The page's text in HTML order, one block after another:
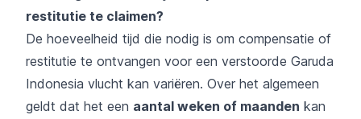
restitutie te claimen?
De hoeveelheid tijd die nodig is om compensatie of
restitutie te ontvangen voor een verstoorde Garuda
Indonesia vlucht kan variëren. Over het algemeen
geldt dat het een aantal weken of maanden kan